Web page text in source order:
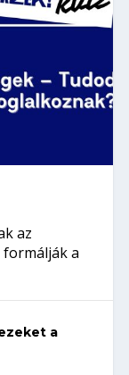
az
a
a